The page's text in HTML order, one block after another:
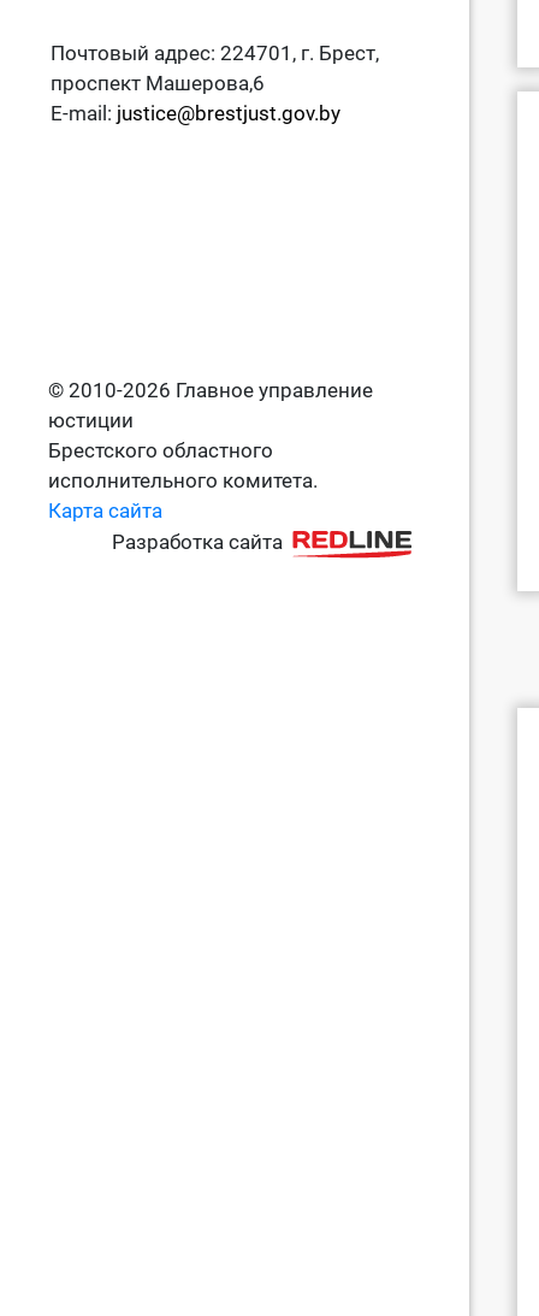
Почтовый адрес: 224701, г. Брест,
проспект Машерова,6
E-mail: justice@brestjust.gov.by
© 2010-2026 Главное управление
юстиции
Брестского областного
исполнительного комитета.
Карта сайта
Разработка сайта